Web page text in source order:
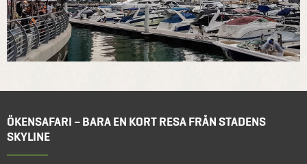
ÖKENSAFARI – BARA EN KORT RESA FRÅN STADENS
SKYLINE